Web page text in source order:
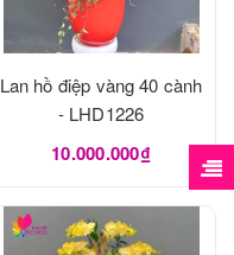
Lan hồ điệp vàng 40 cành
- LHD1226
10.000.000₫